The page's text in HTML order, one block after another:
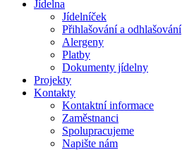
Jídelna
Jídelníček
Přihlašování a odhlašování
Alergeny
Platby
Dokumenty jídelny
Projekty
Kontakty
Kontaktní informace
Zaměstnanci
Spolupracujeme
Napište nám